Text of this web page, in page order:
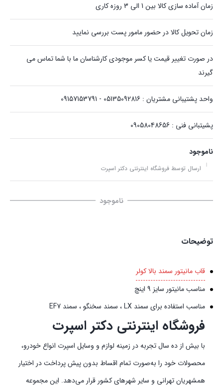
زمان آماده سازی کالا بین 1 الی 3 روزه کاری
زمان تحویل کالا در حضور مامور پست بررسی نمایید
در صورت تغییر قیمت یا کسر موجودی کارشناسان ما با شما تماس می
گیرند
واحد پشتیبانی مشتریان : 05135092816 - 09157153791
پشیتبانی فنی : 09058048656
ناموجود
ارسال توسط فروشگاه اینترنتی دکتر اسپرت
ناموجود
توضیحات
قاب مانیتور سمند بالا کولر
مناسب مانیتور سایز 9 اینچ
مناسب استفاده برای سمند LX ، سمند سخنگو ، سمند EF7
فروشگاه اینترنتی دکتر اسپرت
با بیش از ده سال تجربه در زمینه لوازم و وسایل اسپرت انواع خودرو،
محصولات خود را به‌صورت تمام اقساط بدون پیش‌‎ پرداخت در اختیار
همشهریان تهرانی و سایر شهرهای کشور قرار می‌دهد. این مجموعه